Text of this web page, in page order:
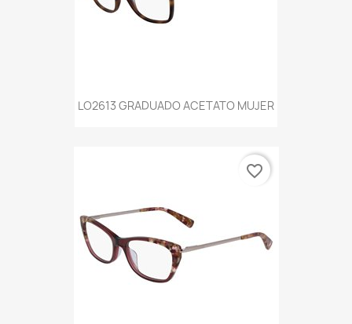
LO2613 GRADUADO ACETATO MUJER
favorite_border